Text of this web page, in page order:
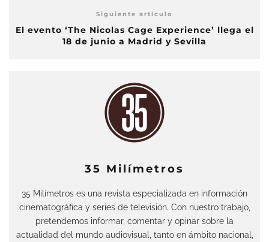
Siguiente artículo
El evento ‘The Nicolas Cage Experience’ llega el
18 de junio a Madrid y Sevilla
35 Milímetros
35 Milímetros es una revista especializada en información
cinematográfica y series de televisión. Con nuestro trabajo,
pretendemos informar, comentar y opinar sobre la
actualidad del mundo audiovisual, tanto en ámbito nacional,